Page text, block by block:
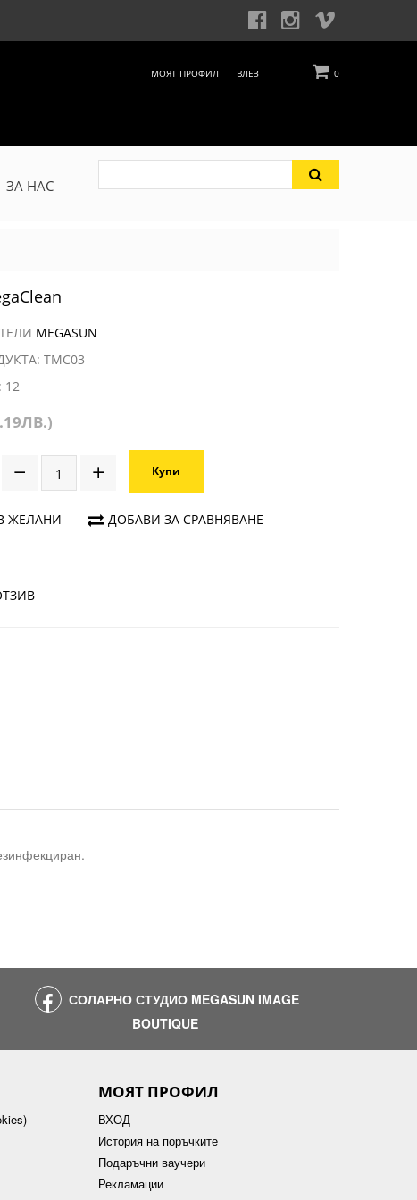
0
МОЯТ ПРОФИЛ ВЛЕЗ
ЗА НАС
MEGASUN
TMC03
12
Купи
ЖЕЛАНИ ДОБАВИ ЗА СРАВНЯВАНЕ
СОЛАРНО СТУДИО MEGASUN IMAGE
BOUTIQUE
МОЯТ ПРОФИЛ
ВХОД
История на поръчките
Подаръчни ваучери
Рекламации